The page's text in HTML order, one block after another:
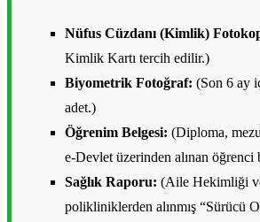
Nüfus Cüzdanı (Kimlik)
Kimlik Kartı tercih edilir.)
Biyometrik Fotoğraf: (Son 6 ay
adet.)
Öğrenim Belgesi: (Diploma,
e-Devlet üzerinden alınan öğrenci
Sağlık Raporu: (Aile Hekimliği
polikliniklerden alınmış “Sürücü